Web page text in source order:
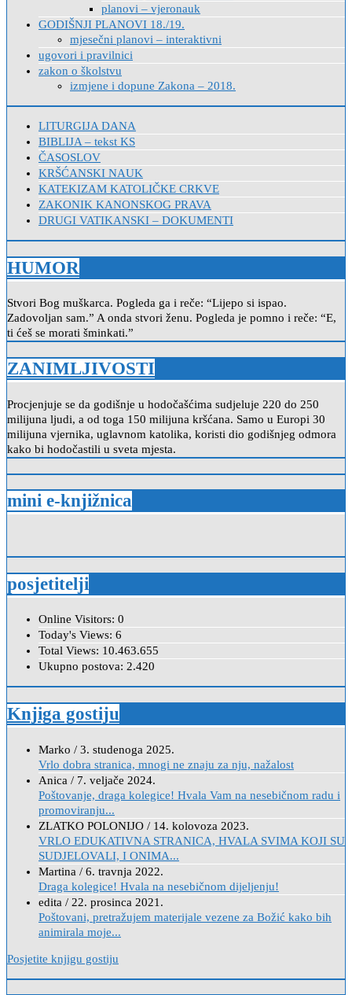
planovi – vjeronauk
GODIŠNJI PLANOVI 18./19.
mjesečni planovi – interaktivni
ugovori i pravilnici
zakon o školstvu
izmjene i dopune Zakona – 2018.
LITURGIJA DANA
BIBLIJA – tekst KS
ČASOSLOV
KRŠĆANSKI NAUK
KATEKIZAM KATOLIČKE CRKVE
ZAKONIK KANONSKOG PRAVA
DRUGI VATIKANSKI – DOKUMENTI
HUMOR
Stvori Bog muškarca. Pogleda ga i reče: “Lijepo si ispao.
Zadovoljan sam.” A onda stvori ženu. Pogleda je pomno i reče: “E,
ti ćeš se morati šminkati.”
ZANIMLJIVOSTI
Procjenjuje se da godišnje u hodočašćima sudjeluje 220 do 250
milijuna ljudi, a od toga 150 milijuna kršćana. Samo u Europi 30
milijuna vjernika, uglavnom katolika, koristi dio godišnjeg odmora
kako bi hodočastili u sveta mjesta.
mini e-knjižnica
posjetitelji
Online Visitors: 0
Today's Views: 6
Total Views: 10.463.655
Ukupno postova: 2.420
Knjiga gostiju
Marko / 3. studenoga 2025.
Vrlo dobra stranica, mnogi ne znaju za nju, nažalost
Anica / 7. veljače 2024.
Poštovanje, draga kolegice! Hvala Vam na nesebičnom radu i
promoviranju...
ZLATKO POLONIJO / 14. kolovoza 2023.
VRLO EDUKATIVNA STRANICA, HVALA SVIMA KOJI SU
SUDJELOVALI, I ONIMA...
Martina / 6. travnja 2022.
Draga kolegice! Hvala na nesebičnom dijeljenju!
edita / 22. prosinca 2021.
Poštovani, pretražujem materijale vezene za Božić kako bih
animirala moje...
Posjetite knjigu gostiju